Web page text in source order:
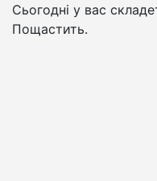
Сьогодні у вас
Пощастить.